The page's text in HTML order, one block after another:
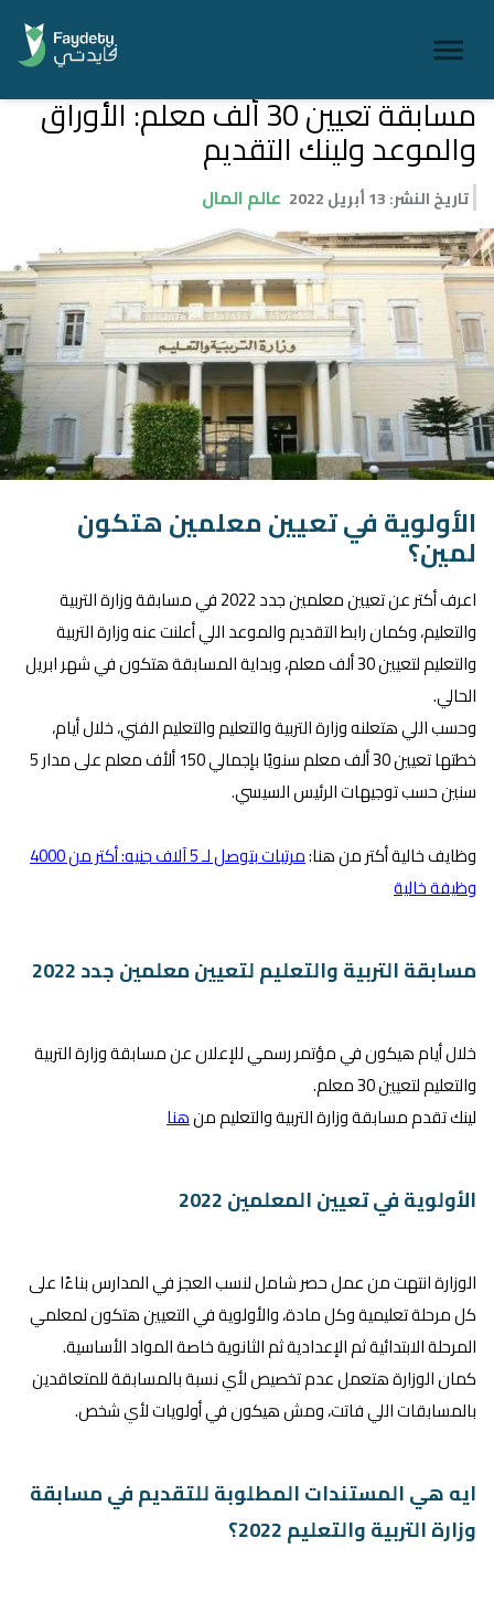
مسابقة تعيين 30 ألف معلم: الأوراق
والموعد ولينك التقديم
تاريخ النشر:13 أبريل 2022 عالم المال
الأولوية في تعيين معلمين هتكون
لمين؟
اعرف أكتر عن تعيين معلمين جدد 2022 في مسابقة وزارة التربية
والتعليم، وكمان رابط التقديم والموعد اللي أعلنت عنه وزارة التربية
والتعليم لتعيين 30 ألف معلم، وبداية المسابقة هتكون في شهر ابريل
الحالي.
وحسب اللي هتعلنه وزارة التربية والتعليم والتعليم الفني، خلال أيام،
خطتها تعيين 30 ألف معلم سنويًا بإجمالي 150 ألأف معلم على مدار 5
سنين حسب توجيهات الرئيس السيسي.
وظايف خالية أكتر من هنا:
مرتبات بتوصل لـ 5 آلاف جنيه: أكتر من 4000
وظيفة خالية
مسابقة التربية والتعليم لتعيين معلمين جدد 2022
خلال أيام هيكون في مؤتمر رسمي للإعلان عن مسابقة وزارة التربية
والتعليم لتعيين 30 معلم.
لينك تقدم مسابقة وزارة التربية والتعليم منهنا
الأولوية في تعيين المعلمين 2022
الوزارة انتهت من عمل حصر شامل لنسب العجز في المدارس بناءًا على
كل مرحلة تعليمية وكل مادة، والأولوية في التعيين هتكون لمعلمي
المرحلة الابتدائية ثم الإعدادية ثم الثانوية خاصة المواد الأساسية.
كمان الوزارة هتعمل عدم تخصيص لأي نسبة بالمسابقة للمتعاقدين
بالمسابقات اللي فاتت، ومش هيكون في أولويات لأي شخص.
ايه هي المستندات المطلوبة للتقديم في مسابقة
وزارة التربية والتعليم 2022؟